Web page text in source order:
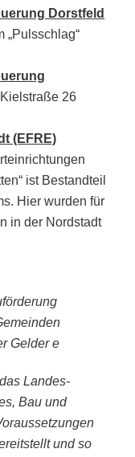
Dorstfeld
„Pulsschlag“
26
(EFRE)
ist Bestandteil
Hier wurden für
in der Nordstadt
Gelder e
Landes-
Bau und
und so